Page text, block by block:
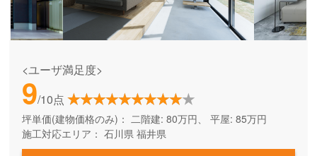
<ユーザ満足度>
9/10点
坪単価(建物価格のみ)： 二階建: 80万円、 平屋: 85万円
施工対応エリア： 石川県 福井県